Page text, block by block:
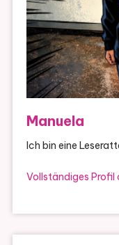
Manuela
Ich bin eine
Vollständiges Profil